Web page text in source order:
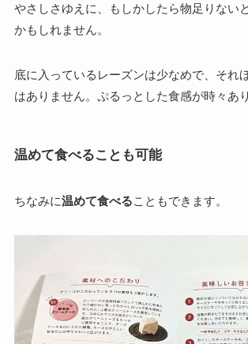
やさしさゆえに、もしかしたら物足りない
かもしれません。
底に入っているレーズンは少なめで、それ
はありません。ぷるっとした食感が時々あ
温めて食べることも可能
ちなみに温めて食べることもできます。